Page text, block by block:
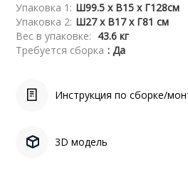
Упаковка 1: Ш99.5 x В15 x Г128см
Упаковка 2: Ш27 x В17 x Г81 см
Вес в упаковке: 43.6 кг
Требуется сборка : Да
Инструкция по сборке/
3D модель